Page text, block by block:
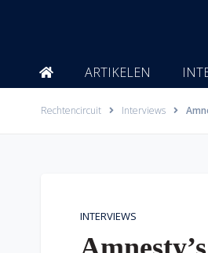
ARTIKELEN
Rechtencircuit Interviews
INTERVIEWS